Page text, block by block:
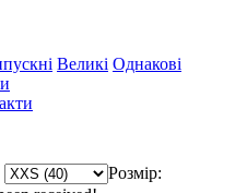
Великі Однакові
Розмір: